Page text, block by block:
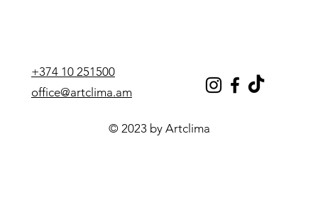
+374 10 251500
office@artclima.am
© 2023 by Artclima